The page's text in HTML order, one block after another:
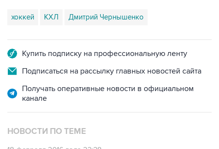
хоккей КХЛ Дмитрий Чернышенко
Купить подписку на профессиональную ленту
Подписаться на рассылку главных новостей сайта
Получать оперативные новости в официальном
канале
НОВОСТИ ПО ТЕМЕ